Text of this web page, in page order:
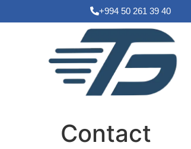
+994 50 261 39 40
Contact